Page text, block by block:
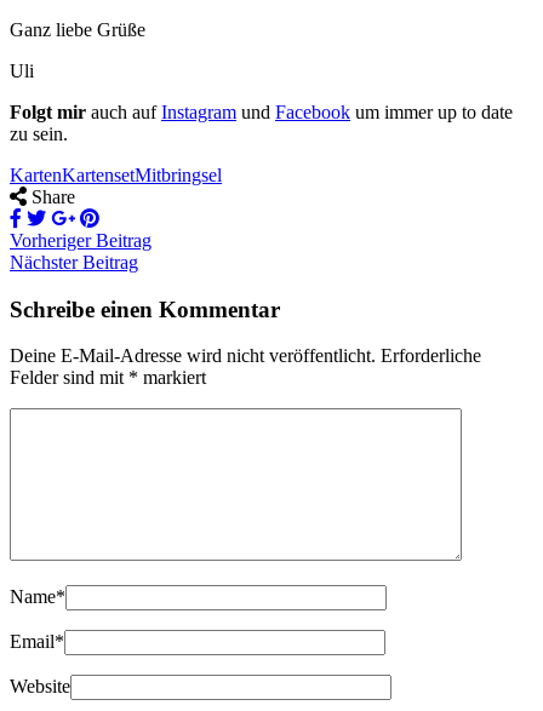
Ganz liebe Grüße
Uli
Folgt mir auch aufInstagram und Facebook um immer up to date
zu sein.
KartenKartensetMitbringsel
Share
Vorheriger Beitrag
Nächster Beitrag
Schreibe einen Kommentar
Deine E-Mail-Adresse wird nicht veröffentlicht. Erforderliche
Felder sind mit * markiert
Name*
Email*
Website